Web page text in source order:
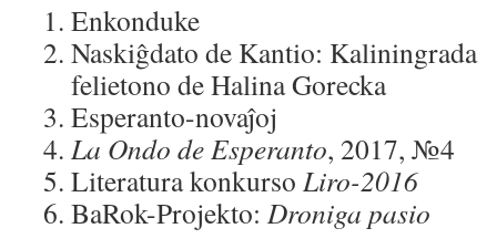
Enkonduke
Naskiĝdato de Kantio: Kaliningrada
felietono de Halina Gorecka
Esperanto-novaĵoj
La Ondo de Esperanto, 2017, №4
Literatura konkurso Liro-2016
BaRok-Projekto: Droniga pasio